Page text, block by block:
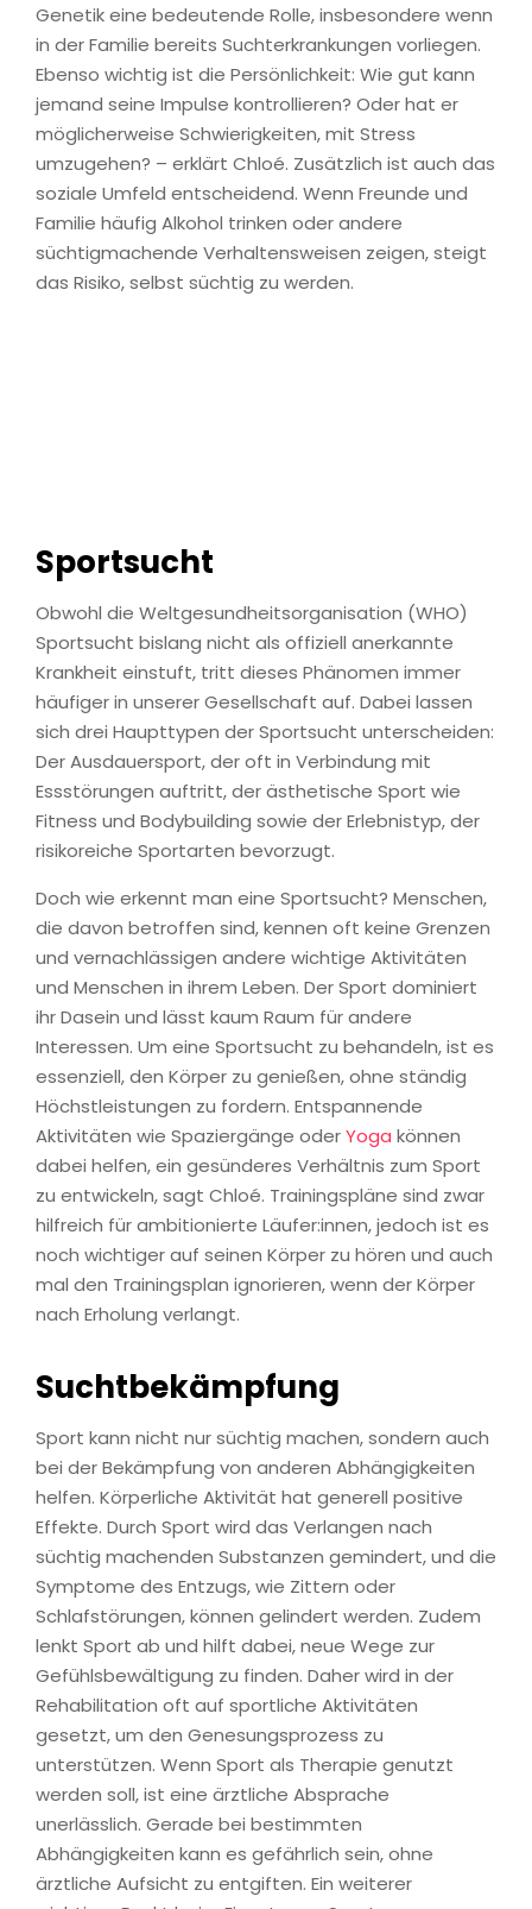
Genetik eine bedeutende Rolle, insbesondere wenn
in der Familie bereits Suchterkrankungen vorliegen.
Ebenso wichtig ist die Persönlichkeit: Wie gut kann
jemand seine Impulse kontrollieren? Oder hat er
möglicherweise Schwierigkeiten, mit Stress
umzugehen? – erklärt Chloé. Zusätzlich ist auch das
soziale Umfeld entscheidend. Wenn Freunde und
Familie häufig Alkohol trinken oder andere
süchtigmachende Verhaltensweisen zeigen, steigt
das Risiko, selbst süchtig zu werden.
Sportsucht
Obwohl die Weltgesundheitsorganisation (WHO)
Sportsucht bislang nicht als offiziell anerkannte
Krankheit einstuft, tritt dieses Phänomen immer
häufiger in unserer Gesellschaft auf. Dabei lassen
sich drei Haupttypen der Sportsucht unterscheiden:
Der Ausdauersport, der oft in Verbindung mit
Essstörungen auftritt, der ästhetische Sport wie
Fitness und Bodybuilding sowie der Erlebnistyp, der
risikoreiche Sportarten bevorzugt.
Doch wie erkennt man eine Sportsucht? Menschen,
die davon betroffen sind, kennen oft keine Grenzen
und vernachlässigen andere wichtige Aktivitäten
und Menschen in ihrem Leben. Der Sport dominiert
ihr Dasein und lässt kaum Raum für andere
Interessen. Um eine Sportsucht zu behandeln, ist es
essenziell, den Körper zu genießen, ohne ständig
Höchstleistungen zu fordern. Entspannende
Aktivitäten wie Spaziergänge oderYoga können
dabei helfen, ein gesünderes Verhältnis zum Sport
zu entwickeln, sagt Chloé. Trainingspläne sind zwar
hilfreich für ambitionierte Läufer:innen, jedoch ist es
noch wichtiger auf seinen Körper zu hören und auch
mal den Trainingsplan ignorieren, wenn der Körper
nach Erholung verlangt.
Suchtbekämpfung
Sport kann nicht nur süchtig machen, sondern auch
bei der Bekämpfung von anderen Abhängigkeiten
helfen. Körperliche Aktivität hat generell positive
Effekte. Durch Sport wird das Verlangen nach
süchtig machenden Substanzen gemindert, und die
Symptome des Entzugs, wie Zittern oder
Schlafstörungen, können gelindert werden. Zudem
lenkt Sport ab und hilft dabei, neue Wege zur
Gefühlsbewältigung zu finden. Daher wird in der
Rehabilitation oft auf sportliche Aktivitäten
gesetzt, um den Genesungsprozess zu
unterstützen. Wenn Sport als Therapie genutzt
werden soll, ist eine ärztliche Absprache
unerlässlich. Gerade bei bestimmten
Abhängigkeiten kann es gefährlich sein, ohne
ärztliche Aufsicht zu entgiften. Ein weiterer